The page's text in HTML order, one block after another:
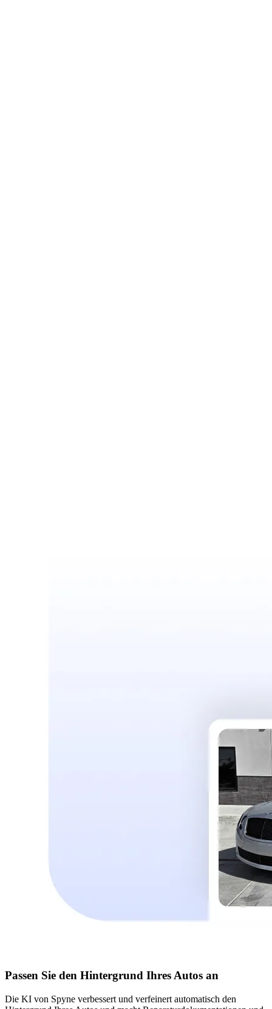
Passen Sie den Hintergrund Ihres Autos an
Die KI von Spyne verbessert und verfeinert automatisch den